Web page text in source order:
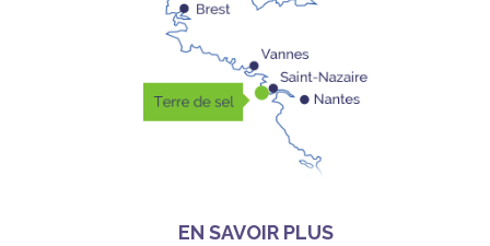
EN SAVOIR PLUS